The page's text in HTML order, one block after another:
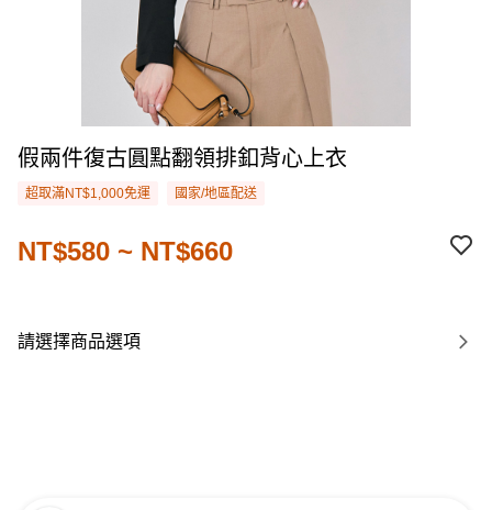
假兩件復古圓點翻領排釦背心上衣
超取滿NT$1,000免運 國家/地區配送
NT$580 ~ NT$660
請選擇商品選項